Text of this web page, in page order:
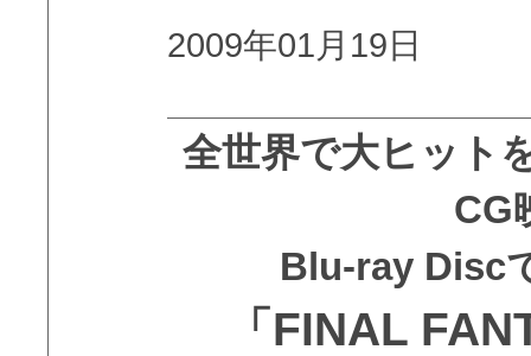
2009年01月19日
全世界で大ヒット
CG
Blu-ray Disc
「FINAL